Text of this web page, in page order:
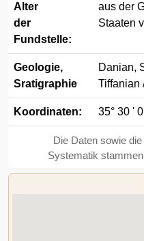
Alter
der
Fundstelle:
aus der
Staaten
Geologie,
Sratigraphie
Danian,
Tiffanian
Koordinaten: 35° 30 '
Die Daten sowie
Systematik